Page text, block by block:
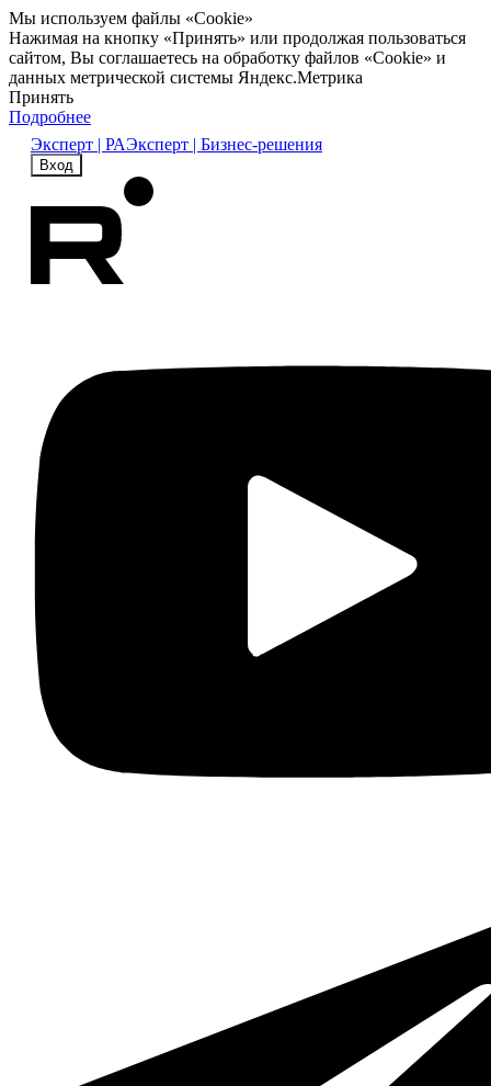
Мы используем файлы «Cookie»
Нажимая на кнопку «Принять» или продолжая пользоваться
сайтом, Вы соглашаетесь на обработку файлов «Cookie» и
данных метрической системы Яндекс.Метрика
Принять
Подробнее
Эксперт | РАЭксперт | Бизнес-решения
Вход